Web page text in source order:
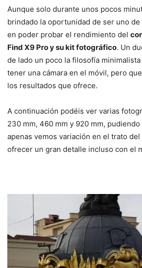
Aunque solo durante unos pocos
brindado la oportunidad de ser uno
en poder probar el rendimiento del
Find X9 Pro y su kit fotográfico. Un
de lado un poco la filosofía
tener una cámara en el móvil, pero
los resultados que ofrece.
A continuación podéis ver varias
230 mm, 460 mm y 920 mm,
apenas vemos variación en el trato
ofrecer un gran detalle incluso con el